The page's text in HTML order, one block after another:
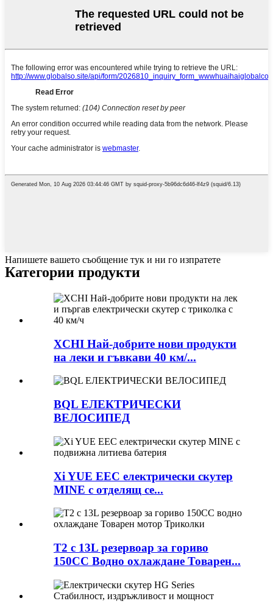
Напишете вашето съобщение тук и ни го изпратете
Категории продукти
XCHI Най-добрите нови продукти
на леки и гъвкави 40 км/...
BQL ЕЛЕКТРИЧЕСКИ
ВЕЛОСИПЕД
Xi YUE EEC електрически скутер
MINE с отделящ се...
T2 с 13L резервоар за гориво
150CC Водно охлаждане Товарен...